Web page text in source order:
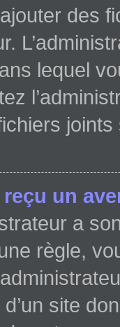
des
lequel
un
a
règle,
site